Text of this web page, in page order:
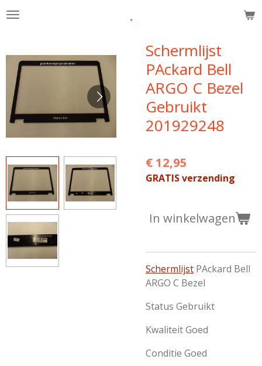
Ga
de
hoofdinhoud
.
Schermlijst
PAckard Bell
ARGO C Bezel
Gebruikt
201929248
€ 12,95
GRATIS verzending
In winkelwagen
Schermlijst PAckard Bell
ARGO C Bezel
Status Gebruikt
Kwaliteit Goed
Conditie Goed